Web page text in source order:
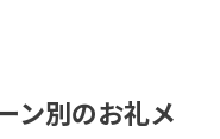
ン別のお礼メ